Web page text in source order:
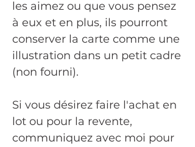
les aimez ou que vous pensez
à eux et en plus, ils pourront
conserver la carte comme une
illustration dans un petit cadre
(non fourni).
Si vous désirez faire l'achat en
lot ou pour la revente,
communiquez avec moi pour